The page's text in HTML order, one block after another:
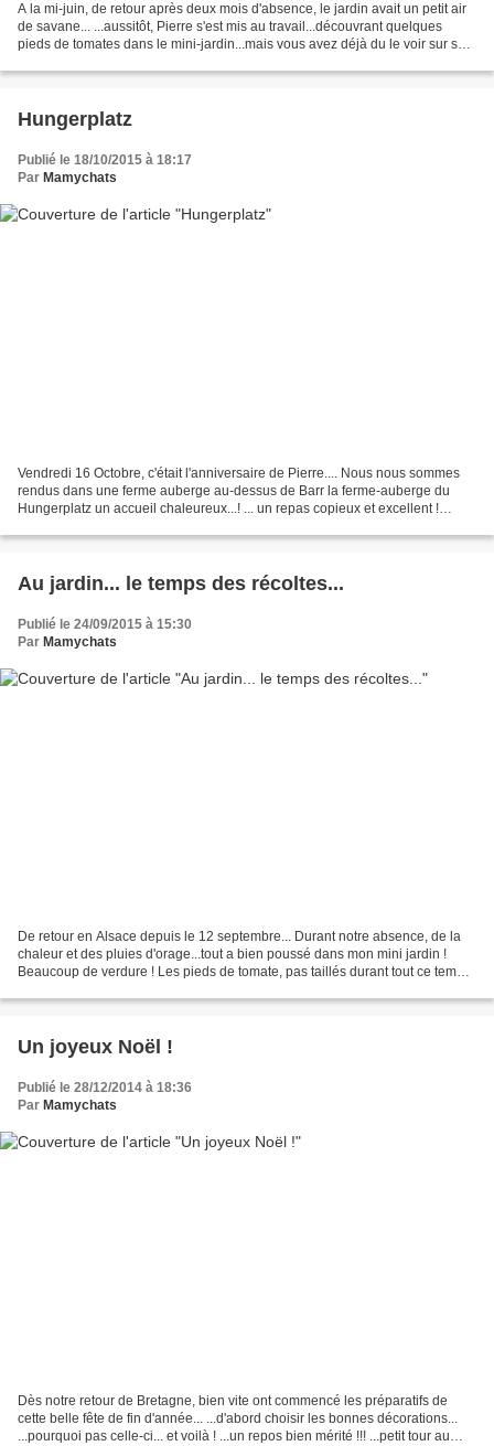
A la mi-juin, de retour après deux mois d'absence, le jardin avait un petit air
de savane... ...aussitôt, Pierre s'est mis au travail...découvrant quelques
pieds de tomates dans le mini-jardin...mais vous avez déjà du le voir sur son
Hungerplatz
Publié le 18/10/2015 à 18:17
Par Mamychats
Vendredi 16 Octobre, c'était l'anniversaire de Pierre.... Nous nous sommes
rendus dans une ferme auberge au-dessus de Barr la ferme-auberge du
Hungerplatz un accueil chaleureux...! ... un repas copieux et excellent !
Au jardin... le temps des récoltes...
Publié le 24/09/2015 à 15:30
Par Mamychats
De retour en Alsace depuis le 12 septembre... Durant notre absence, de la
chaleur et des pluies d'orage...tout a bien poussé dans mon mini jardin !
Beaucoup de verdure ! Les pieds de tomate, pas taillés durant tout ce temps,
Un joyeux Noël !
Publié le 28/12/2014 à 18:36
Par Mamychats
Dès notre retour de Bretagne, bien vite ont commencé les préparatifs de
cette belle fête de fin d'année... ...d'abord choisir les bonnes décorations...
...pourquoi pas celle-ci... et voilà ! ...un repos bien mérité !!! ...petit tour au